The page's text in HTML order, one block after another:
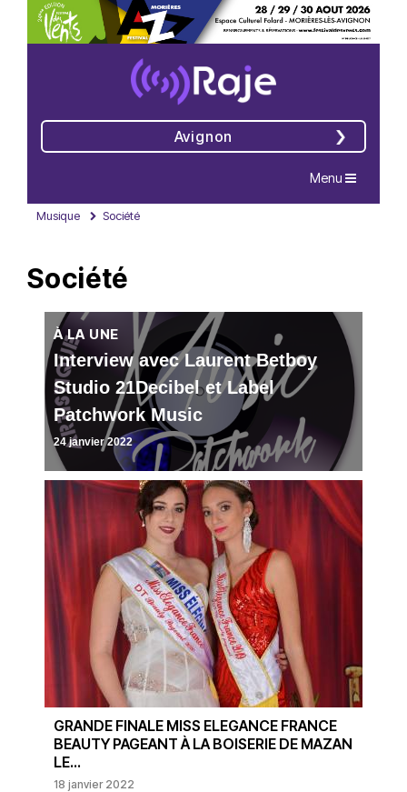
Avignon
Navigation
Menu
Musique Société
Société
À LA UNE
Interview avec Laurent Betboy
Studio 21Decibel et Label
Patchwork Music
24 janvier 2022
GRANDE FINALE MISS ELEGANCE FRANCE
BEAUTY PAGEANT À LA BOISERIE DE MAZAN
LE...
18 janvier 2022